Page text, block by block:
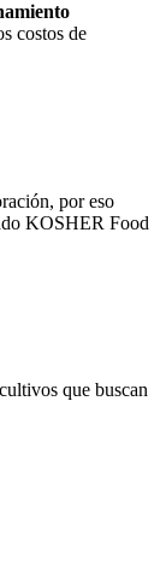
costos de
por eso
KOSHER Food
que buscan